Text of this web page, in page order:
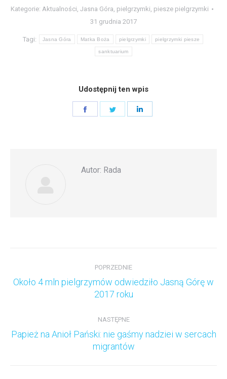
Kategorie: Aktualności, Jasna Góra, pielgrzymki, piesze pielgrzymki
31 grudnia 2017
Tagi: Jasna Góra Matka Boża pielgrzymki pielgrzymki piesze
sanktuarium
Udostępnij ten wpis
Autor: Rada
POPRZEDNIE
Poprzedni
wpis:
Około 4 mln pielgrzymów odwiedziło Jasną Górę w
2017 roku
NASTĘPNE
Następny
wpis:
Papież na Anioł Pański: nie gaśmy nadziei w sercach
migrantów